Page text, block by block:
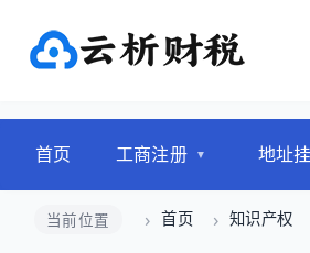
首页 工商注册 地址
当前位置 首页 知识产权